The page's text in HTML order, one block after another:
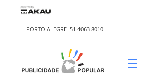
PORTO ALEGRE 51 4063 8010